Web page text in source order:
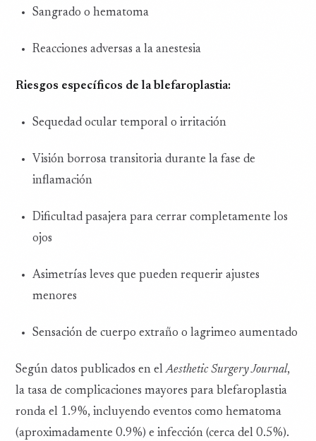
Sangrado o hematoma
Reacciones adversas a la anestesia
Riesgos específicos de la blefaroplastia:
Sequedad ocular temporal o irritación
Visión borrosa transitoria durante la fase de
inflamación
Dificultad pasajera para cerrar completamente los
ojos
Asimetrías leves que pueden requerir ajustes
menores
Sensación de cuerpo extraño o lagrimeo aumentado
Según datos publicados en elAesthetic Surgery Journal,
la tasa de complicaciones mayores para blefaroplastia
ronda el 1.9%, incluyendo eventos como hematoma
(aproximadamente 0.9%) e infección (cerca del 0.5%).